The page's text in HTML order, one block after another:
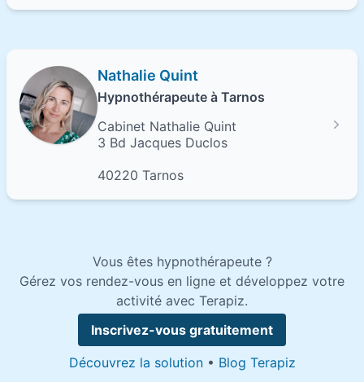
Nathalie Quint
Hypnothérapeute à Tarnos
Cabinet Nathalie Quint
3 Bd Jacques Duclos
40220 Tarnos
Vous êtes hypnothérapeute ?
Gérez vos rendez-vous en ligne et développez votre
activité avec Terapiz.
Inscrivez-vous gratuitement
Découvrez la solution• Blog Terapiz